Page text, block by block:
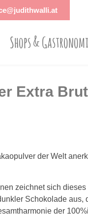
Shops &
Extra
der Welt
zeichnet sich
Schokolade aus,
der